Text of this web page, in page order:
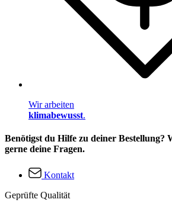
Wir arbeiten
klimabewusst.
Benötigst du Hilfe zu deiner Bestellung?
gerne deine Fragen.
Kontakt
Geprüfte Qualität